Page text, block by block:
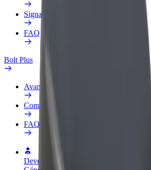
Signaler un problème
FAQ
Bolt Plus
Avantages
Comment s'inscrire
FAQ
Devenir partenaire chauffeur